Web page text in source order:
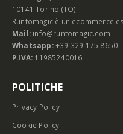
10141 Torino (TO)
Runtomagic è un ecommerce
Mail: info@runtomagic.com
Whatsapp: +39 329 175 8650
P.IVA: 11985240016
POLITICHE
Privacy Policy
Cookie Policy